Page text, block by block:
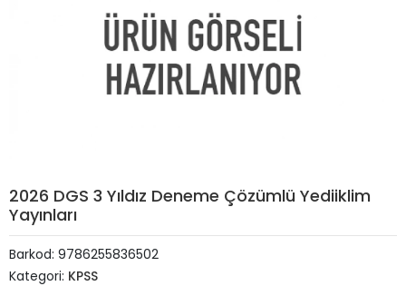
2026 DGS 3 Yıldız Deneme Çözümlü Yediiklim
Yayınları
Barkod: 9786255836502
Kategori: KPSS